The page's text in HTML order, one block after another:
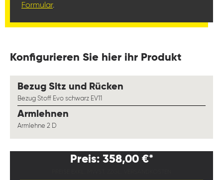
Formular.
Konfigurieren Sie hier ihr Produkt
Bezug Sitz und Rücken
Bezug Stoff Evo schwarz EV11
Armlehnen
Armlehne 2 D
Preis: 358,00 €*